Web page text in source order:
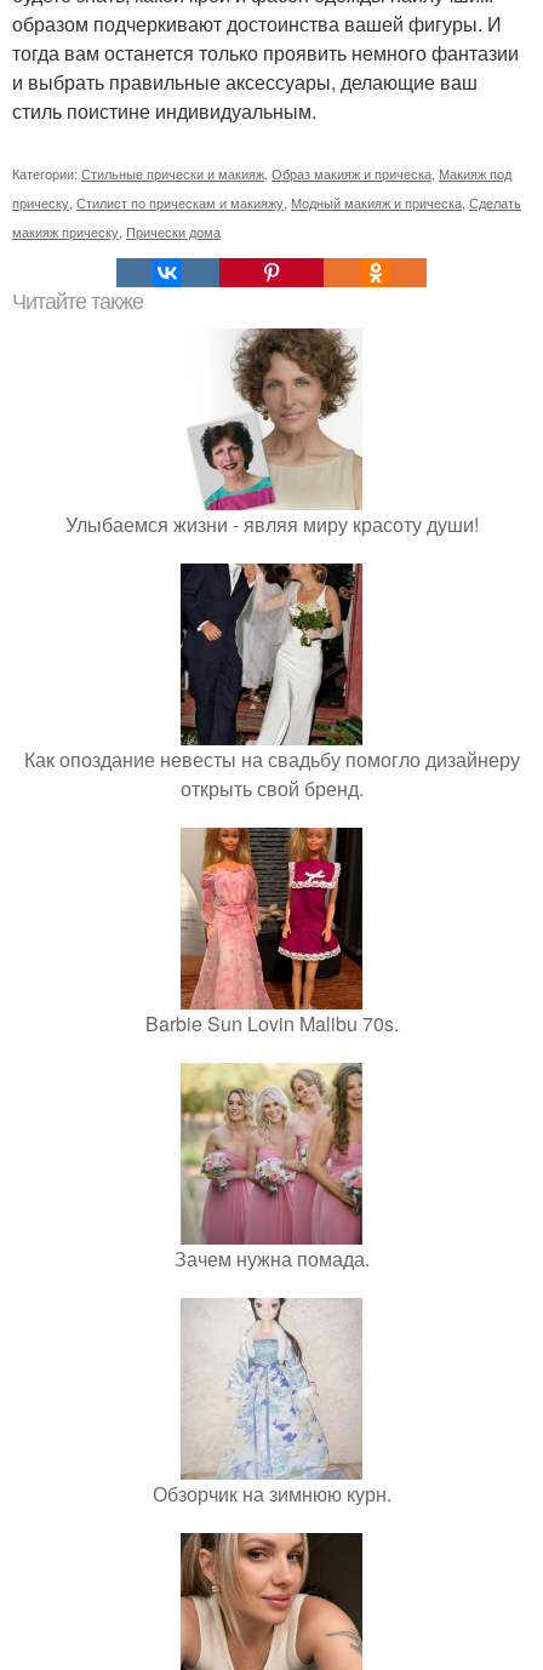
образом подчеркивают достоинства вашей фигуры. И
тогда вам останется только проявить немного фантазии
и выбрать правильные аксессуары, делающие ваш
стиль поистине индивидуальным.
Категории: Стильные прически и макияж Образ макияж и прическа Макияж под
прическу Стилист по прическам и макияжу Модный макияж и прическа Сделать
макияж прическу Прически дома
Читайте также
Улыбаемся жизни - являя миру красоту души!
Как опоздание невесты на свадьбу помогло дизайнеру
открыть свой бренд.
Barbie Sun Lovin Malibu 70s.
Зачем нужна помада.
Обзорчик на зимнюю курн.